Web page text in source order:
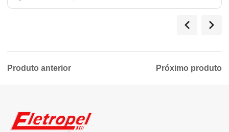
Produto anterior Próximo produto